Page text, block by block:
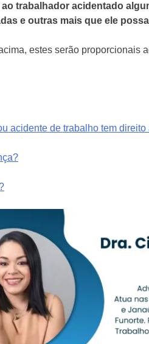
trabalhador acidentado
e outras mais que ele
estes serão proporcionais
acidente de trabalho tem